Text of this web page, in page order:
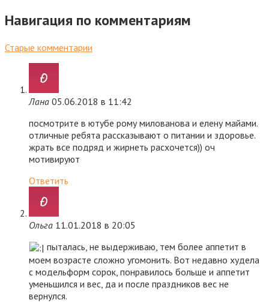
Навигация по комментариям
Старые комментарии
Лана 05.06.2018 в 11:42
посмотрите в ютубе рому милованова и елену майами.
отличные ребята рассказывают о питании и здоровье.
жрать все подряд и жирнеть расхочется)) оч
мотивируют
Ответить
Ольга 11.01.2018 в 20:05
пыталась, не выдерживаю, тем более аппетит в
моем возрасте сложно угомонить. Вот недавно худела
с модельформ сорок, понравилось больше и аппетит
уменьшился и вес, да и после праздников вес не
вернулся.